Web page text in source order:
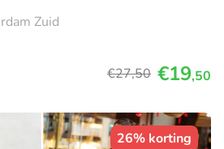
Zuid
€27,50 €19,50
26% korting